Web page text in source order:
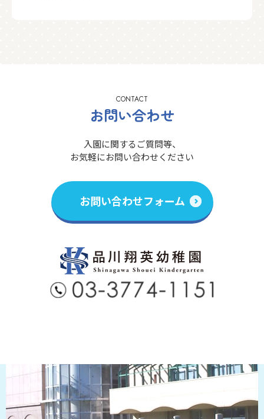
CONTACT
お問い合わせ
入園に関するご質問等、
お気軽にお問い合わせください
お問い合わせフォーム